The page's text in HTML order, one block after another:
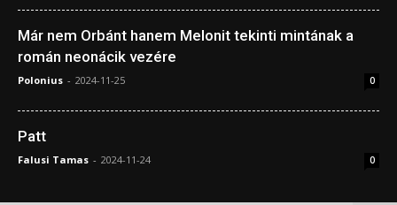
Már nem Orbánt hanem Melonit tekinti mintának a
román neonácik vezére
Polonius - 2024-11-25 0
Patt
Falusi Tamas - 2024-11-24 0